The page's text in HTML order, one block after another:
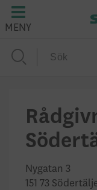
MENY
Nygatan 3
151 73